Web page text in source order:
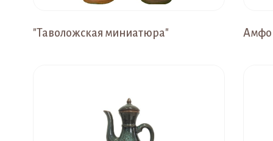
"Таволожская миниатюра"